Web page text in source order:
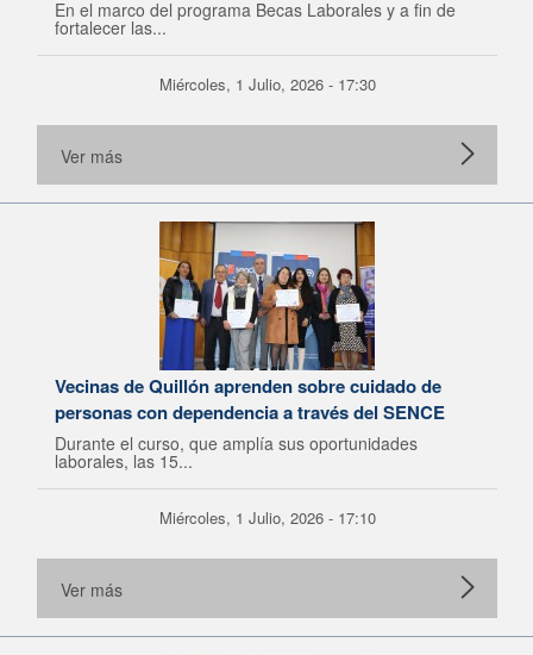
En el marco del programa Becas Laborales y a fin de
fortalecer las...
Miércoles, 1 Julio, 2026 - 17:30
Ver más
Vecinas de Quillón aprenden sobre cuidado de
personas con dependencia a través del SENCE
Durante el curso, que amplía sus oportunidades
laborales, las 15...
Miércoles, 1 Julio, 2026 - 17:10
Ver más